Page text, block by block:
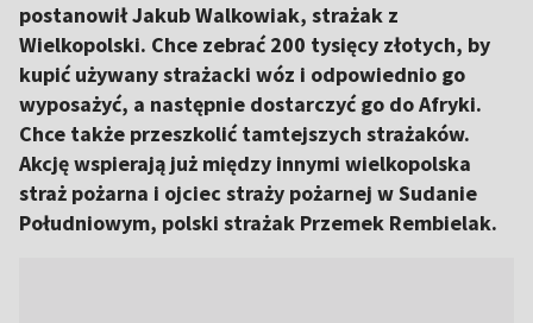
postanowił Jakub Walkowiak, strażak z
Wielkopolski. Chce zebrać 200 tysięcy złotych, by
kupić używany strażacki wóz i odpowiednio go
wyposażyć, a następnie dostarczyć go do Afryki.
Chce także przeszkolić tamtejszych strażaków.
Akcję wspierają już między innymi wielkopolska
straż pożarna i ojciec straży pożarnej w Sudanie
Południowym, polski strażak Przemek Rembielak.